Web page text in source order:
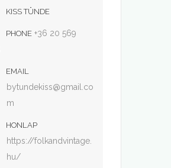
KISS TÜNDE
PHONE +36 20 569
EMAIL
bytundekiss@gmail.co
m
HONLAP
https://folkandvintage.
hu/